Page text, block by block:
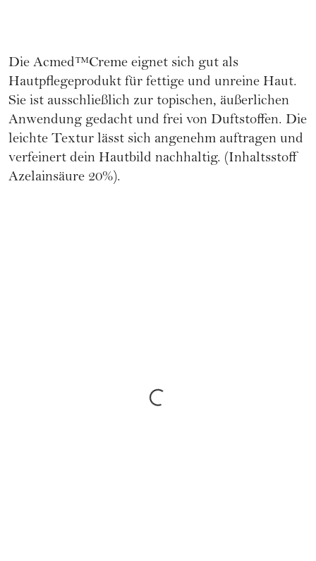
Die Acmed™Creme eignet sich gut als
Hautpflegeprodukt für fettige und unreine Haut.
Sie ist ausschließlich zur topischen, äußerlichen
Anwendung gedacht und frei von Duftstoffen. Die
leichte Textur lässt sich angenehm auftragen und
verfeinert dein Hautbild nachhaltig. (Inhaltsstoff
Azelainsäure 20%).